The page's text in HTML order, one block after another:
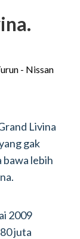
Livina
gak
bawa lebih
2009
juta